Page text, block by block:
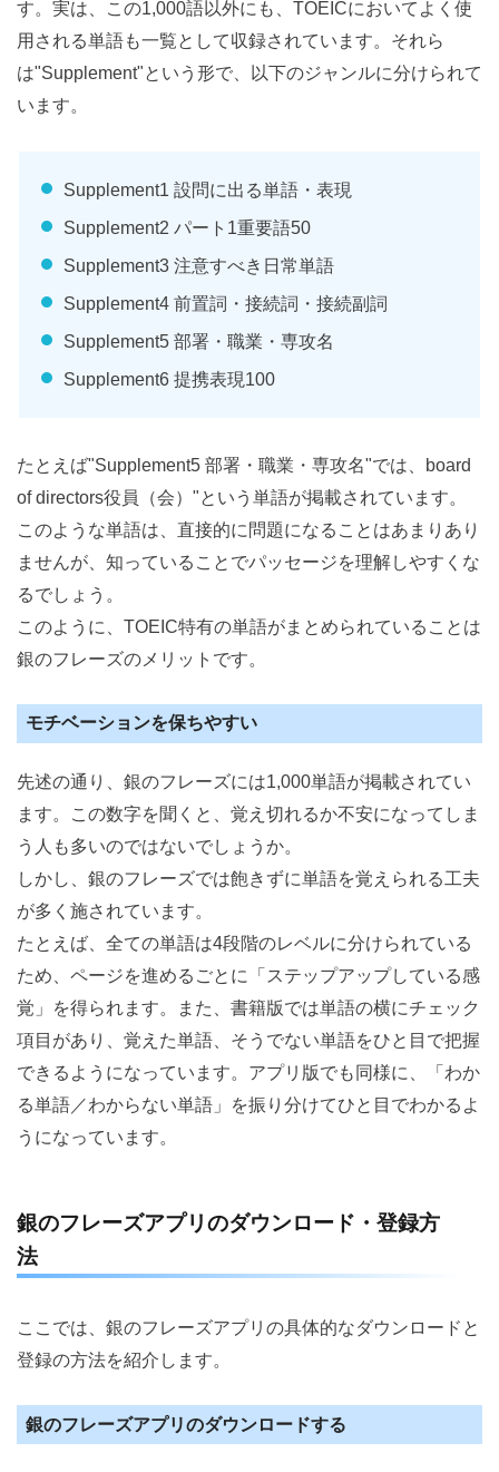
す。実は、この1,000語以外にも、TOEICにおいてよく使
用される単語も一覧として収録されています。それら
は"Supplement"という形で、以下のジャンルに分けられて
います。
Supplement1 設問に出る単語・表現
Supplement2 パート1重要語50
Supplement3 注意すべき日常単語
Supplement4 前置詞・接続詞・接続副詞
Supplement5 部署・職業・専攻名
Supplement6 提携表現100
たとえば"Supplement5 部署・職業・専攻名"では、board
of directors役員（会）"という単語が掲載されています。
このような単語は、直接的に問題になることはあまりあり
ませんが、知っていることでパッセージを理解しやすくな
るでしょう。
このように、TOEIC特有の単語がまとめられていることは
銀のフレーズのメリットです。
モチベーションを保ちやすい
先述の通り、銀のフレーズには1,000単語が掲載されてい
ます。この数字を聞くと、覚え切れるか不安になってしま
う人も多いのではないでしょうか。
しかし、銀のフレーズでは飽きずに単語を覚えられる工夫
が多く施されています。
たとえば、全ての単語は4段階のレベルに分けられている
ため、ページを進めるごとに「ステップアップしている感
覚」を得られます。また、書籍版では単語の横にチェック
項目があり、覚えた単語、そうでない単語をひと目で把握
できるようになっています。アプリ版でも同様に、「わか
る単語／わからない単語」を振り分けてひと目でわかるよ
うになっています。
銀のフレーズアプリのダウンロード・登録方
法
ここでは、銀のフレーズアプリの具体的なダウンロードと
登録の方法を紹介します。
銀のフレーズアプリのダウンロードする